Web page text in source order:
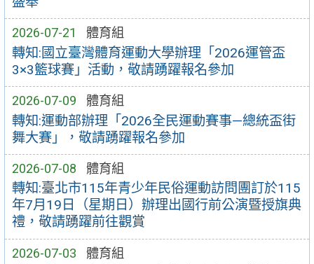
2026-07-21 體育組
轉知:國立臺灣體育運動大學辦理「2026運管盃
3×3籃球賽」活動，敬請踴躍報名參加
2026-07-09 體育組
轉知:運動部辦理「2026全民運動賽事—總統盃街
舞大賽」，敬請踴躍報名參加
2026-07-08 體育組
轉知:臺北市115年青少年民俗運動訪問團訂於115
年7月19日（星期日）辦理出國行前公演暨授旗典
禮，敬請踴躍前往觀賞
2026-07-03 體育組